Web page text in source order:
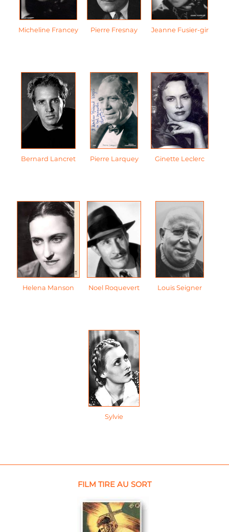
Micheline Francey Pierre Fresnay Jeanne Fusier-gir
Bernard Lancret Pierre Larquey Ginette Leclerc
Helena Manson Noel Roquevert Louis Seigner
Sylvie
FILM TIRE AU SORT